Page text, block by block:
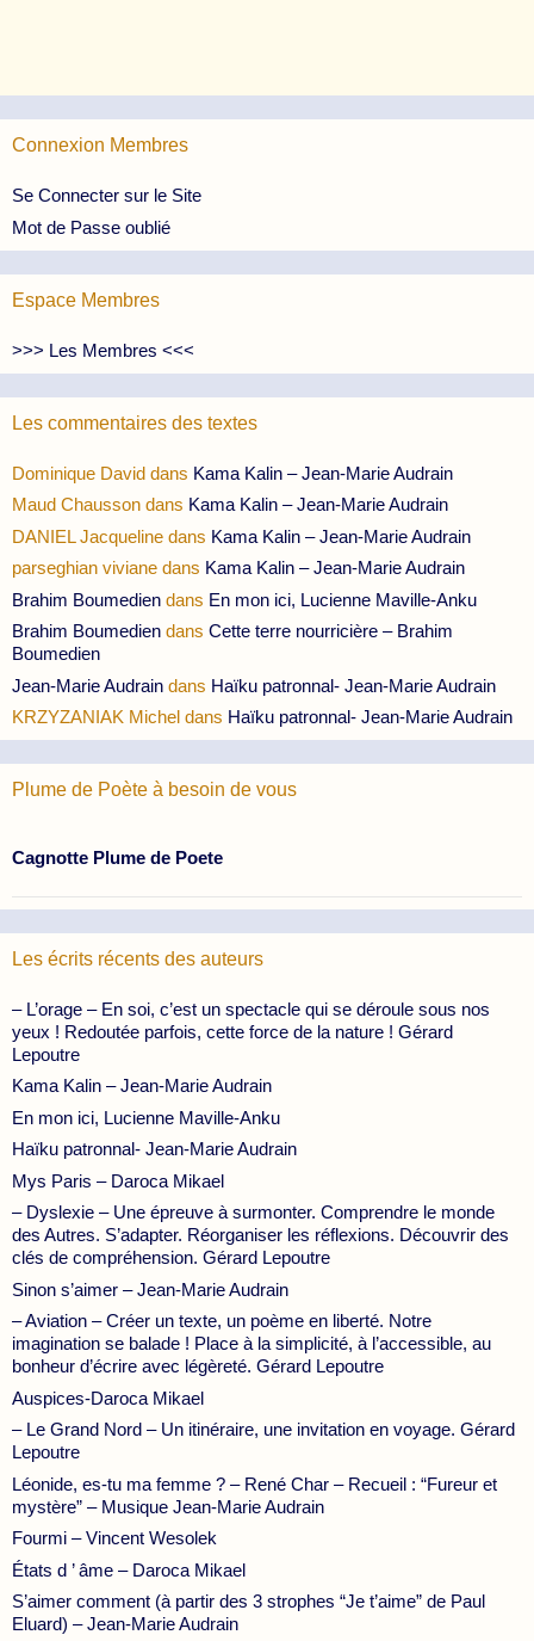
Connexion Membres
Se Connecter sur le Site
Mot de Passe oublié
Espace Membres
>>> Les Membres <<<
Les commentaires des textes
Dominique David dans Kama Kalin – Jean-Marie Audrain
Maud Chausson dans Kama Kalin – Jean-Marie Audrain
DANIEL Jacqueline dans Kama Kalin – Jean-Marie Audrain
parseghian viviane dans Kama Kalin – Jean-Marie Audrain
Brahim Boumedien dans En mon ici, Lucienne Maville-Anku
Brahim Boumedien dans Cette terre nourricière – Brahim
Boumedien
Jean-Marie Audrain dans Haïku patronnal- Jean-Marie Audrain
KRZYZANIAK Michel dans Haïku patronnal- Jean-Marie Audrain
Plume de Poète à besoin de vous
Cagnotte Plume de Poete
Les écrits récents des auteurs
– L’orage – En soi, c’est un spectacle qui se déroule sous nos
yeux ! Redoutée parfois, cette force de la nature ! Gérard
Lepoutre
Kama Kalin – Jean-Marie Audrain
En mon ici, Lucienne Maville-Anku
Haïku patronnal- Jean-Marie Audrain
Mys Paris – Daroca Mikael
– Dyslexie – Une épreuve à surmonter. Comprendre le monde
des Autres. S’adapter. Réorganiser les réflexions. Découvrir des
clés de compréhension. Gérard Lepoutre
Sinon s’aimer – Jean-Marie Audrain
– Aviation – Créer un texte, un poème en liberté. Notre
imagination se balade ! Place à la simplicité, à l’accessible, au
bonheur d’écrire avec légèreté. Gérard Lepoutre
Auspices-Daroca Mikael
– Le Grand Nord – Un itinéraire, une invitation en voyage. Gérard
Lepoutre
Léonide, es-tu ma femme ? – René Char – Recueil : “Fureur et
mystère” – Musique Jean-Marie Audrain
Fourmi – Vincent Wesolek
États d ’ âme – Daroca Mikael
S’aimer comment (à partir des 3 strophes “Je t’aime” de Paul
Eluard) – Jean-Marie Audrain